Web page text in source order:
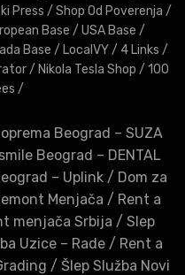
Press / Shop Od Poverenja /
Base / USA Base /
Base / LocalVY/ 4 Links /
/ Nikola Tesla Shop / 100
/
Beograd – SUZA
Beograd – DENTAL
– Uplink / Dom za
Menjača / Rent a
menjača Srbija / Slep
Uzice – Rade/ Rent a
/ Šlep Služba Novi